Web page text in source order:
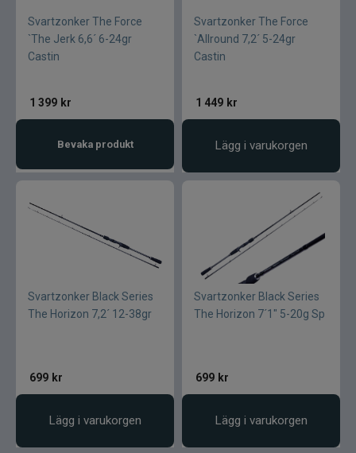
Svartzonker The Force
`The Jerk 6,6´ 6-24gr
Castin
1 399 kr
Bevaka produkt
Svartzonker The Force
`Allround 7,2´ 5-24gr
Castin
1 449 kr
Lägg i varukorgen
Svartzonker Black Series
The Horizon 7,2´ 12-38gr
699 kr
Lägg i varukorgen
Svartzonker Black Series
The Horizon 7´1" 5-20g Sp
699 kr
Lägg i varukorgen